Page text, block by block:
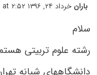
باران خرداد ۲۴, ۱۳۹۶ at ۲:۵۲ ب٫ظ
سلام
دانشگاههای شبانه